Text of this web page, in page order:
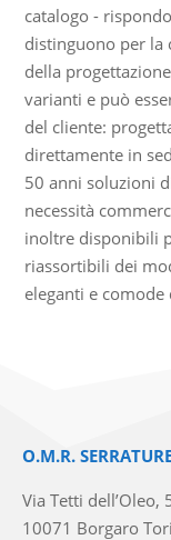
catalogo -
distinguono per la
della
varianti e può
del cliente:
direttamente in
50 anni soluzioni
necessità
inoltre disponibili
riassortibili dei
eleganti e comode
O.M.R.
Via Tetti dell’Oleo,
10071 Borgaro